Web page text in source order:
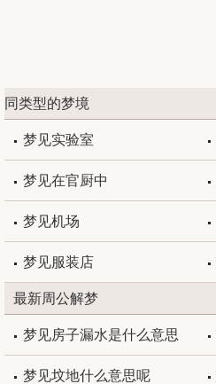
同类型的梦境
梦见实验室
梦见在官厨中
梦见机场
梦见服装店
最新周公解梦
梦见房子漏水是什么意思
梦见坟地什么意思呢